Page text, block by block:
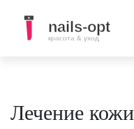
Лечение